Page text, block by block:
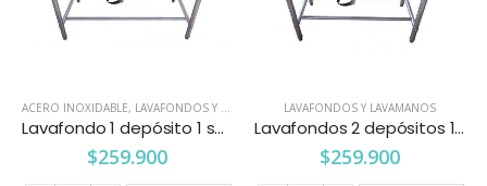
ACERO INOXIDABLE, LAVAFONDOS Y LAVAMANOS
Lavafondo 1 depósito 1 secador izquierdo 1.2 mts.
$259.900
LAVAFONDOS Y LAVAMANOS
Lavafondos 2 depósitos 1.1 mts.
$259.900